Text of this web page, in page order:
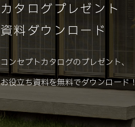
カタログプレゼント
資料ダウンロード
コンセプトカタログのプレゼント、
お役立ち資料を無料でダウンロード！